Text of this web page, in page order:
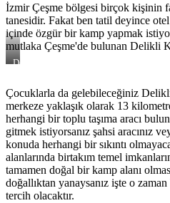
İzmir Çeşme bölgesi birçok kişinin
tanesidir. Fakat ben tatil deyince otel
içinde özgür bir kamp yapmak
mutlaka Çeşme'de bulunan Delikli
Delikli
Alanı
Gün
Batımı
Çocuklarla da gelebileceğiniz
merkeze yaklaşık olarak 13
herhangi bir toplu taşıma aracı
gitmek istiyorsanız şahsi aracınız
konuda herhangi bir sıkıntı
alanlarında birtakım temel
tamamen doğal bir kamp alanı
doğallıktan yanaysanız işte o
tercih olacaktır.